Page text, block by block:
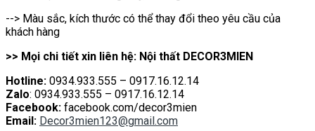
--> Màu sắc, kích thước có thể thay đổi theo yêu cầu của
khách hàng
>> Mọi chi tiết xin liên hệ: Nội thất DECOR3MIEN
Hotline: 0934.933.555 – 0917.16.12.14
Zalo: 0934.933.555 – 0917.16.12.14
Facebook: facebook.com/decor3mien
Email: Decor3mien123@gmail.com